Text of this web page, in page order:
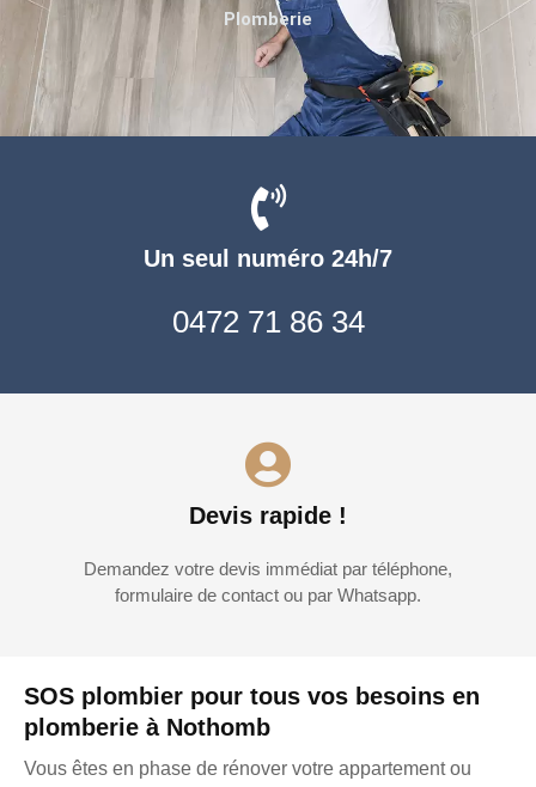
SOS plombier pour tous vos besoins en
plomberie à Nothomb
Vous êtes en phase de rénover votre appartement ou
Un seul numéro 24h/7
0472 71 86 34
Devis rapide !
Demandez votre devis immédiat par téléphone,
formulaire de contact ou par Whatsapp.
Plomberie